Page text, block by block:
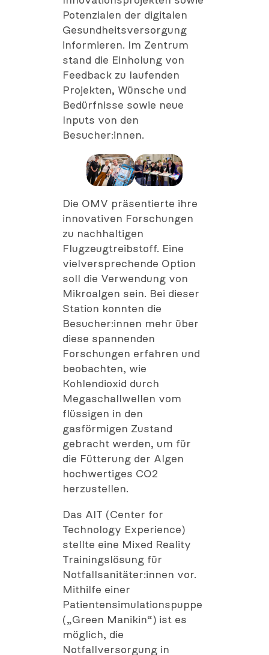
Potenzialen der digitalen
Gesundheitsversorgung
informieren. Im Zentrum
stand die Einholung von
Feedback zu laufenden
Projekten, Wünsche und
Bedürfnisse sowie neue
Inputs von den
Besucher:innen.
Die OMV präsentierte ihre
innovativen Forschungen
zu nachhaltigen
Flugzeugtreibstoff. Eine
vielversprechende Option
soll die Verwendung von
Mikroalgen sein. Bei dieser
Station konnten die
Besucher:innen mehr über
diese spannenden
Forschungen erfahren und
beobachten, wie
Kohlendioxid durch
Megaschallwellen vom
flüssigen in den
gasförmigen Zustand
gebracht werden, um für
die Fütterung der Algen
hochwertiges CO2
herzustellen.
Das AIT (Center for
Technology Experience)
stellte eine Mixed Reality
Trainingslösung für
Notfallsanitäter:innen vor.
Mithilfe einer
Patientensimulationspuppe
(„Green Manikin“) ist es
möglich, die
Notfallversorgung in